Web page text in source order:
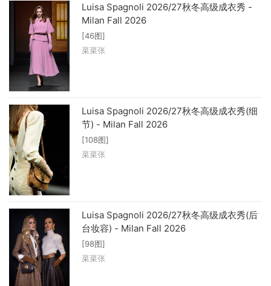
Luisa Spagnoli 2026/27秋冬高级成衣秀 -
Milan Fall 2026
[46图]
菜菜张
Luisa Spagnoli 2026/27秋冬高级成衣秀(细
节) - Milan Fall 2026
[108图]
菜菜张
Luisa Spagnoli 2026/27秋冬高级成衣秀(后
台妆容) - Milan Fall 2026
[98图]
菜菜张